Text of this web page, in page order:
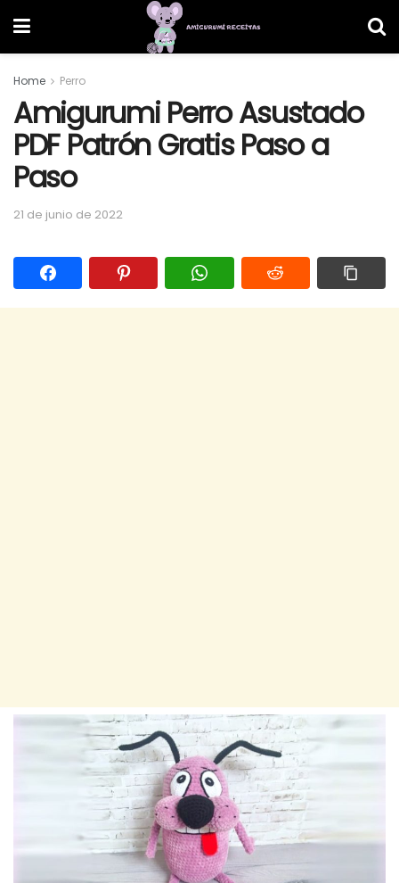
Home Perro
Amigurumi Perro Asustado
PDF Patrón Gratis Paso a
Paso
21 de junio de 2022